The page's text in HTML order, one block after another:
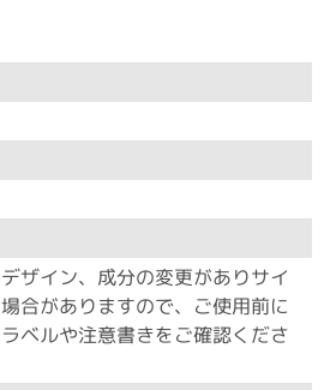
ザイン、成分の変更がありサイ
合がありますので、ご使用前に
ベルや注意書きをご確認くださ